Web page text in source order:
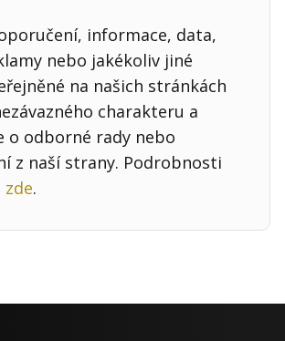
informace, data,
nebo jakékoliv jiné
na našich stránkách
charakteru a
o odborné rady nebo
z naší strany. Podrobnosti
zde.